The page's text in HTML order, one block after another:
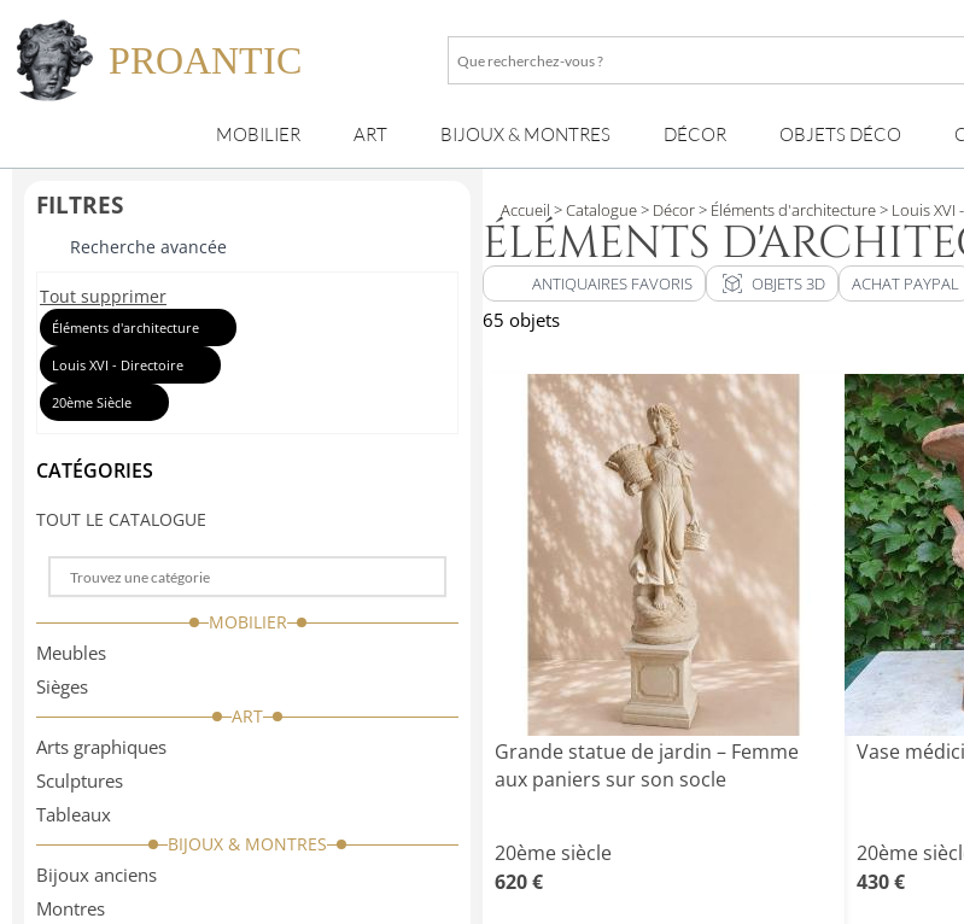
PROANTIC
Que
?
MOBILIER ART BIJOUX & MONTRES DÉCOR OBJETS DÉCO
FILTRES
Recherche avancée
Tout supprimer
Éléments d'architecture
Louis XVI - Directoire
20ème Siècle
CATÉGORIES
TOUT LE CATALOGUE
Choose
MOBILIER
Meubles
Sièges
ART
Arts graphiques
Sculptures
Tableaux
BIJOUX & MONTRES
Bijoux anciens
Montres
Accueil > Catalogue> Décor> Éléments d'architecture> Louis XVI
ÉLÉMENTS
ANTIQUAIRES FAVORIS view_in_ar OBJETS 3D ACHAT PAYPAL
65 objets
Grande statue de jardin – Femme
aux paniers sur son socle
20ème siècle
620 €
Vase
20ème
430 €